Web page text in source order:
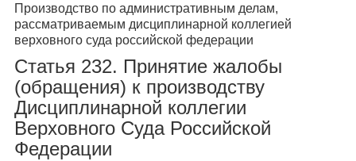
Производство по административным делам,
рассматриваемым дисциплинарной коллегией
верховного суда российской федерации
Статья 232. Принятие жалобы
(обращения) к производству
Дисциплинарной коллегии
Верховного Суда Российской
Федерации